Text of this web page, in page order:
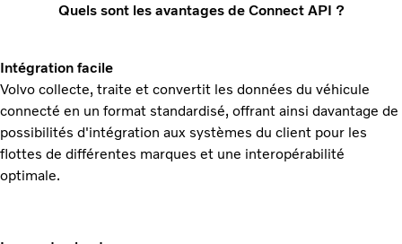
Quels sont les avantages de Connect API ?
Intégration facile
Volvo collecte, traite et convertit les données du véhicule
connecté en un format standardisé, offrant ainsi davantage de
possibilités d'intégration aux systèmes du client pour les
flottes de différentes marques et une interopérabilité
optimale.